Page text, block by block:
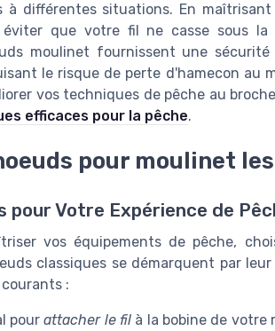
à différentes situations. En
éviter que votre fil ne casse sous
moulinet fournissent une
le risque de perte d'hamecon au
vos techniques de pêche au
efficaces pour la pêche.
pour moulinet
pour Votre Expérience de
vos équipements de pêche,
classiques se démarquent par
:
pourattacher le fil à la bobine de